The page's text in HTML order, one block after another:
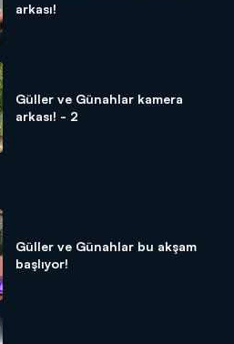
arkası!
Güller ve Günahlar kamera
arkası! - 2
Güller ve Günahlar bu akşam
başlıyor!